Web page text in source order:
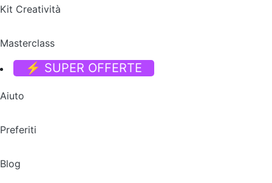
Kit Creatività
Masterclass
⚡ SUPER OFFERTE
Aiuto
Preferiti
Blog